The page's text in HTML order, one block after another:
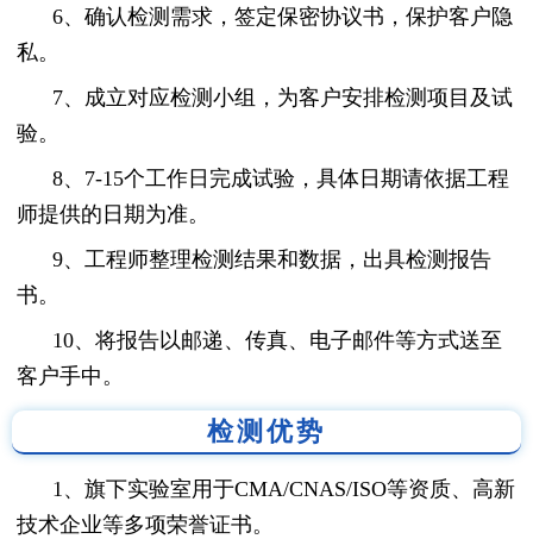
6、确认检测需求，签定保密协议书，保护客户隐
私。
7、成立对应检测小组，为客户安排检测项目及试
验。
8、7-15个工作日完成试验，具体日期请依据工程
师提供的日期为准。
9、工程师整理检测结果和数据，出具检测报告
书。
10、将报告以邮递、传真、电子邮件等方式送至
客户手中。
检测优势
1、旗下实验室用于CMA/CNAS/ISO等资质、高新
技术企业等多项荣誉证书。